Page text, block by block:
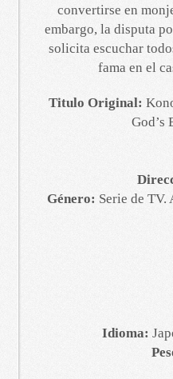
convertirse en
embargo, la disputa
solicita escuchar
fama en el
Titulo Original:
God’s
Género: Serie de
Idioma: